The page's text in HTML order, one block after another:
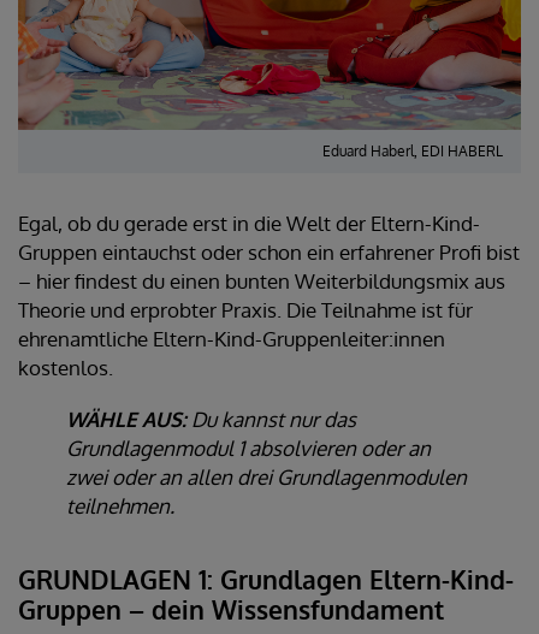
Eduard Haberl, EDI HABERL
Egal, ob du gerade erst in die Welt der Eltern-Kind-
Gruppen eintauchst oder schon ein erfahrener Profi bist
– hier findest du einen bunten Weiterbildungsmix aus
Theorie und erprobter Praxis. Die Teilnahme ist für
ehrenamtliche Eltern-Kind-Gruppenleiter:innen
kostenlos.
WÄHLE AUS:Du kannst nur das
Grundlagenmodul 1 absolvieren oder an
zwei oder an allen drei Grundlagenmodulen
teilnehmen.
GRUNDLAGEN 1: Grundlagen Eltern-Kind-
Gruppen – dein Wissensfundament